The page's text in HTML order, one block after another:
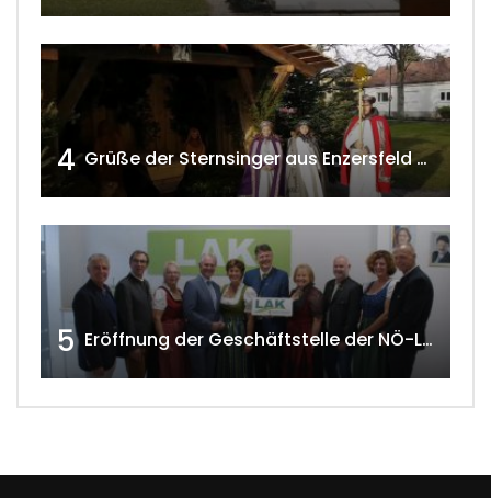
4 Grüße der Sternsinger aus Enzersfeld – Klein-Engersdorf 2021 w4tv169
5 Eröffnung der Geschäftstelle der NÖ-Landarbeiterkammer in Mistelbach w4tv174